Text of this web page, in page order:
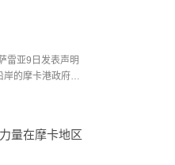
雷亚9日发表声明
岸的摩卡港政府军
港负责人阿卜杜勒
机。 社交媒体上流
名摩卡当地官员
量在摩卡地区